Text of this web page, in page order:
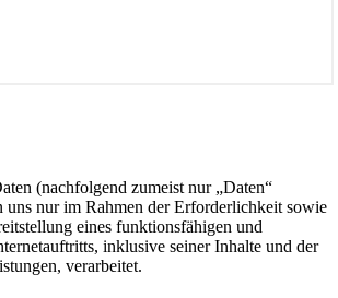
(nachfolgend zumeist nur „Daten“
uns nur im Rahmen der Erforderlichkeit sowie
eines funktionsfähigen und
inklusive seiner Inhalte und der
verarbeitet.